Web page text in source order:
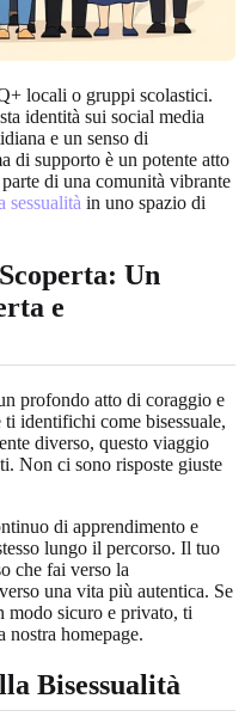
locali o gruppi scolastici.
identità sui social media
e un senso di
di supporto è un potente atto
di una comunità vibrante
sessualità in uno spazio di
Un
e
profondo atto di coraggio e
identifichi come bisessuale,
diverso, questo viaggio
Non ci sono risposte giuste
di apprendimento e
lungo il percorso. Il tuo
che fai verso la
una vita più autentica. Se
modo sicuro e privato, ti
nostra homepage.
Bisessualità